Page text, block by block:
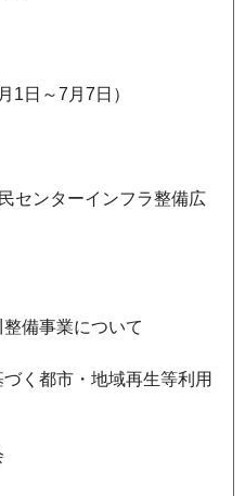
1日～7月7日）
センターインフラ整備広
整備事業について
く都市・地域再生等利用